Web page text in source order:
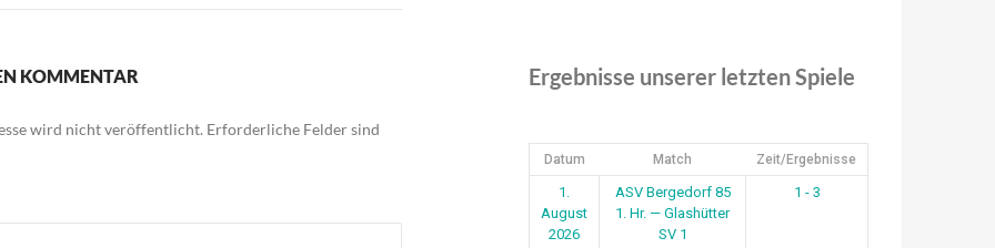
KOMMENTAR
wird nicht veröffentlicht. Erforderliche Felder sind
Ergebnisse unserer letzten Spiele
Datum Match Zeit/Ergebnisse
1.
August
2026
ASV Bergedorf 85
1. Hr. — Glashütter
SV 1
1 - 3